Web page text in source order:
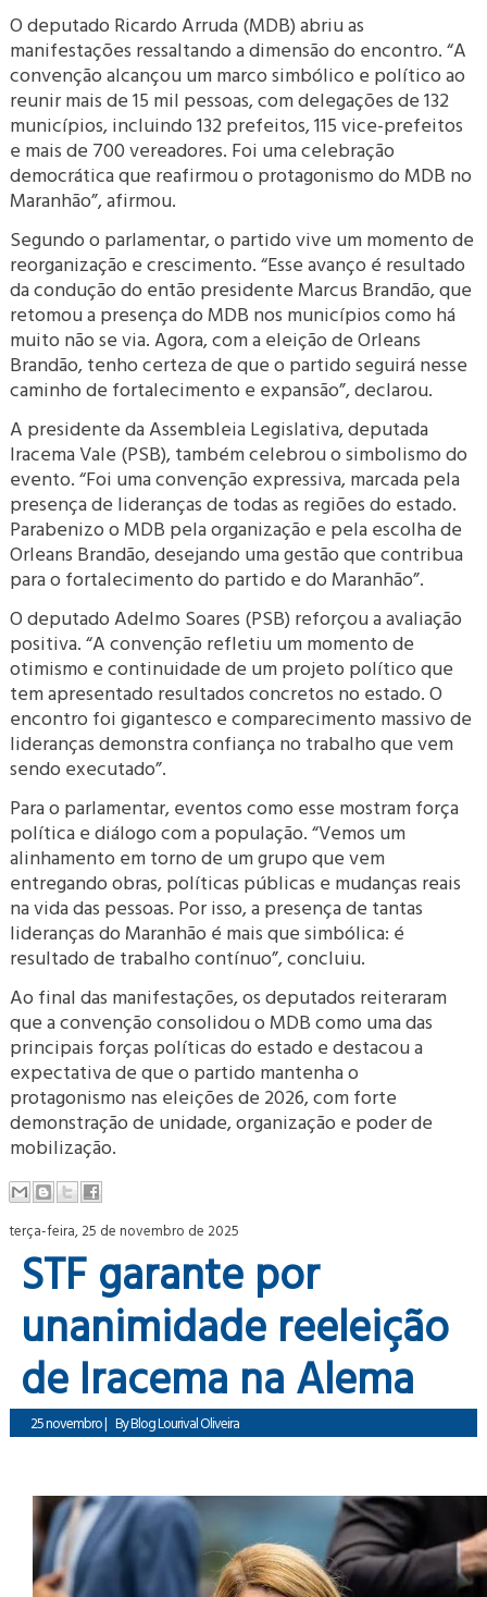
O deputado Ricardo Arruda (MDB) abriu as
manifestações ressaltando a dimensão do encontro. “A
convenção alcançou um marco simbólico e político ao
reunir mais de 15 mil pessoas, com delegações de 132
municípios, incluindo 132 prefeitos, 115 vice-prefeitos
e mais de 700 vereadores. Foi uma celebração
democrática que reafirmou o protagonismo do MDB no
Maranhão”, afirmou.
Segundo o parlamentar, o partido vive um momento de
reorganização e crescimento. “Esse avanço é resultado
da condução do então presidente Marcus Brandão, que
retomou a presença do MDB nos municípios como há
muito não se via. Agora, com a eleição de Orleans
Brandão, tenho certeza de que o partido seguirá nesse
caminho de fortalecimento e expansão”, declarou.
A presidente da Assembleia Legislativa, deputada
Iracema Vale (PSB), também celebrou o simbolismo do
evento. “Foi uma convenção expressiva, marcada pela
presença de lideranças de todas as regiões do estado.
Parabenizo o MDB pela organização e pela escolha de
Orleans Brandão, desejando uma gestão que contribua
para o fortalecimento do partido e do Maranhão”.
O deputado Adelmo Soares (PSB) reforçou a avaliação
positiva. “A convenção refletiu um momento de
otimismo e continuidade de um projeto político que
tem apresentado resultados concretos no estado. O
encontro foi gigantesco e comparecimento massivo de
lideranças demonstra confiança no trabalho que vem
sendo executado”.
Para o parlamentar, eventos como esse mostram força
política e diálogo com a população. “Vemos um
alinhamento em torno de um grupo que vem
entregando obras, políticas públicas e mudanças reais
na vida das pessoas. Por isso, a presença de tantas
lideranças do Maranhão é mais que simbólica: é
resultado de trabalho contínuo”, concluiu.
Ao final das manifestações, os deputados reiteraram
que a convenção consolidou o MDB como uma das
principais forças políticas do estado e destacou a
expectativa de que o partido mantenha o
protagonismo nas eleições de 2026, com forte
demonstração de unidade, organização e poder de
mobilização.
terça-feira, 25 de novembro de 2025
STF garante por
unanimidade reeleição
de Iracema na Alema
25 novembro| ByBlog Lourival Oliveira